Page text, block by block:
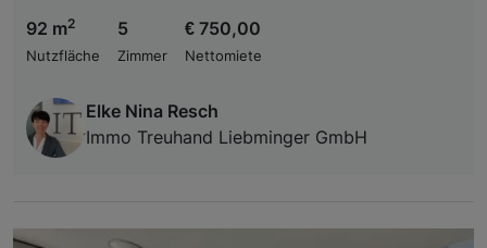
92 m2
Nutzfläche
5
Zimmer
€ 750,00
Nettomiete
Elke Nina Resch
Immo Treuhand Liebminger GmbH